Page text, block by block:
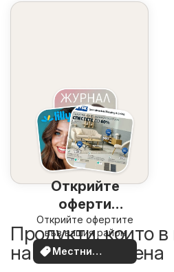
Открийте
оферти
наблизо
Открийте офертите
във вашия район
Местни
оферти
Продукти, които
на по-добра цена